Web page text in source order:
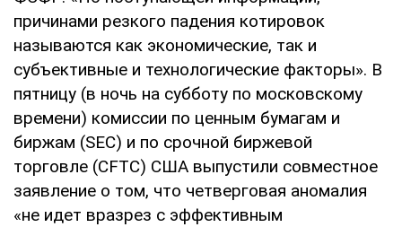
причинами резкого падения котировок
называются как экономические, так и
субъективные и технологические факторы». В
пятницу (в ночь на субботу по московскому
времени) комиссии по ценным бумагам и
биржам (SEC) и по срочной биржевой
торговле (CFTC) США выпустили совместное
заявление о том, что четверговая аномалия
«не идет вразрез с эффективным